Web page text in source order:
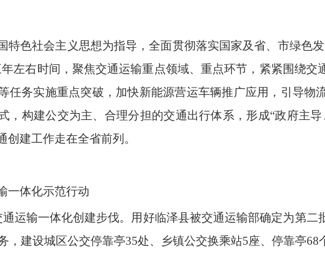
特色社会主义思想为指导，全面贯彻落实国家及省、市绿色
左右时间，聚焦交通运输重点领域、重点环节，紧紧围绕交
任务实施重点突破，加快新能源营运车辆推广应用，引导物
，构建公交为主、合理分担的交通出行体系，形成“政府主
建工作走在全省前列。
一体化示范行动
运输一体化创建步伐。用好临泽县被交通运输部确定为第
，建设城区公交停靠亭35处、乡镇公交换乘站5座、停靠亭